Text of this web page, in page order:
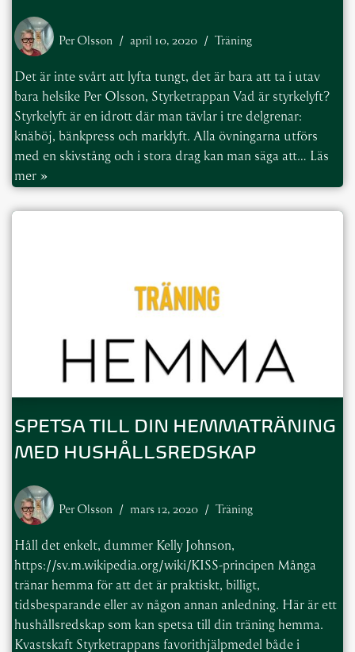
Per Olsson april 10, 2020 Träning
Det är inte svårt att lyfta tungt, det är bara att ta i utav
bara helsike Per Olsson, Styrketrappan Vad är styrkelyft?
Styrkelyft är en idrott där man tävlar i tre delgrenar:
knäböj, bänkpress och marklyft. Alla övningarna utförs
med en skivstång och i stora drag kan man säga att… Läs
mer »
SPETSA TILL DIN HEMMATRÄNING
MED HUSHÅLLSREDSKAP
Per Olsson mars 12, 2020 Träning
Håll det enkelt, dummer Kelly Johnson,
https://sv.m.wikipedia.org/wiki/KISS-principen Många
tränar hemma för att det är praktiskt, billigt,
tidsbesparande eller av någon annan anledning. Här är ett
hushållsredskap som kan spetsa till din träning hemma.
Kvastskaft Styrketrappans favorithjälpmedel både i